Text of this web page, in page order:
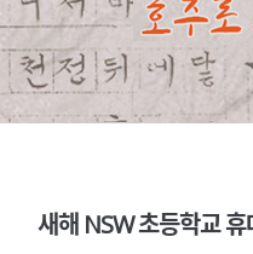
새해 NSW 초등학교 휴